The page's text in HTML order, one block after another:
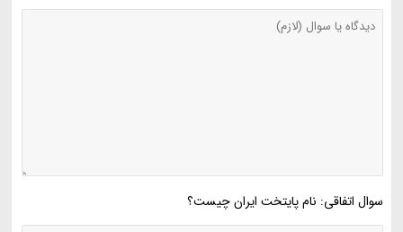
سوال اتفاقی: نام پایتخت ایران چیست؟